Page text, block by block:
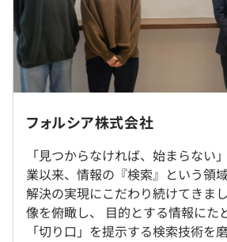
◆「Spook」によるオーダーメイド的
開発はもちろん、お客様とエンジニ
件定義や提案等を行うフォルシアの
す。
フロントエンドもバックエンドも両
プロジェクト人数：ITコンサル１～2
◆「webコネクト」によるSaaSプロ
基本的にはフルスタックでおこない
※在宅勤務可（条件あり）。顧客への
せん。
就業場所の変更範囲
＜雇入時＞
東京本社
＜変更範囲＞
会社の定める範囲
（※ 想定年収は年収提示額を保証するもの
入社後11カ月間は定額残業時間制（
です。
その後、能力によって専門業務型裁
たりみなし労働時間9時間30分）と
休憩時間：休憩60分 ※休憩時間は各
います
平均残業時間：平均20.5時間/月
前年度 男性2人 女性2人
2年度前 男性6人 女性2人
3年度前 男性5人 女性1人
平均勤続年数
5.7年
研修の有無及び内容
新入社員研修等
自己啓発支援の有無及びその内容
フォルシアでは、プロジェクト単位
フォルシア株式会社
「見つからなければ、始まらない」 わたしたちは創
業以来、情報の『検索』という領
解決の実現にこだわり続けてきました。 情報
像を俯瞰し、 目的とする情報にた
「切り口」を提示する検索技術を